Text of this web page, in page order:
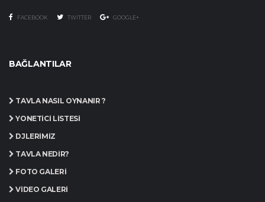
FACEBOOK TWITTER GOOGLE+
BAĞLANTILAR
TAVLA NASIL OYNANIR ?
YÖNETICI LISTESI
DJLERIMIZ
TAVLA NEDIR?
FOTO GALERI
VIDEO GALERI